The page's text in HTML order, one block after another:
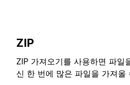
ZIP
ZIP 가져오기를 사용하면 파일
신 한 번에 많은 파일을 가져올